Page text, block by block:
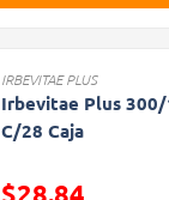
IRBEVITAE PLUS
Irbevitae Plus
C/28 Caja
$28.84